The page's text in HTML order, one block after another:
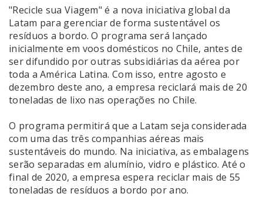
"Recicle sua Viagem" é a nova iniciativa global da
Latam para gerenciar de forma sustentável os
resíduos a bordo. O programa será lançado
inicialmente em voos domésticos no Chile, antes de
ser difundido por outras subsidiárias da aérea por
toda a América Latina. Com isso, entre agosto e
dezembro deste ano, a empresa reciclará mais de 20
toneladas de lixo nas operações no Chile.
O programa permitirá que a Latam seja considerada
com uma das três companhias aéreas mais
sustentáveis do mundo. Na iniciativa, as embalagens
serão separadas em alumínio, vidro e plástico. Até o
final de 2020, a empresa espera reciclar mais de 55
toneladas de resíduos a bordo por ano.